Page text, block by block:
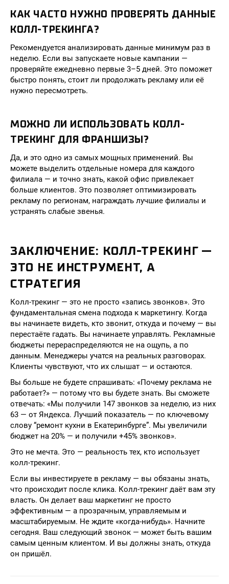
КАК ЧАСТО НУЖНО ПРОВЕРЯТЬ ДАННЫЕ
КОЛЛ-ТРЕКИНГА?
Рекомендуется анализировать данные минимум раз в
неделю. Если вы запускаете новые кампании —
проверяйте ежедневно первые 3–5 дней. Это поможет
быстро понять, стоит ли продолжать рекламу или её
нужно пересмотреть.
МОЖНО ЛИ ИСПОЛЬЗОВАТЬ КОЛЛ-
ТРЕКИНГ ДЛЯ ФРАНШИЗЫ?
Да, и это одно из самых мощных применений. Вы
можете выделить отдельные номера для каждого
филиала — и точно знать, какой офис привлекает
больше клиентов. Это позволяет оптимизировать
рекламу по регионам, награждать лучшие филиалы и
устранять слабые звенья.
ЗАКЛЮЧЕНИЕ: КОЛЛ-ТРЕКИНГ —
ЭТО НЕ ИНСТРУМЕНТ, А
СТРАТЕГИЯ
Колл-трекинг — это не просто «запись звонков». Это
фундаментальная смена подхода к маркетингу. Когда
вы начинаете видеть, кто звонит, откуда и почему — вы
перестаёте гадать. Вы начинаете управлять. Рекламные
бюджеты перераспределяются не на ощупь, а по
данным. Менеджеры учатся на реальных разговорах.
Клиенты чувствуют, что их слышат — и остаются.
Вы больше не будете спрашивать: «Почему реклама не
работает?» — потому что вы будете знать. Вы сможете
отвечать: «Мы получили 147 звонков за неделю, из них
63 — от Яндекса. Лучший показатель — по ключевому
слову “ремонт кухни в Екатеринбурге”. Мы увеличили
бюджет на 20% — и получили +45% звонков».
Это не мечта. Это — реальность тех, кто использует
колл-трекинг.
Если вы инвестируете в рекламу — вы обязаны знать,
что происходит после клика. Колл-трекинг даёт вам эту
власть. Он делает ваш маркетинг не просто
эффективным — а прозрачным, управляемым и
масштабируемым. Не ждите «когда-нибудь». Начните
сегодня. Ваш следующий звонок — может быть вашим
самым ценным клиентом. И вы должны знать, откуда
он пришёл.